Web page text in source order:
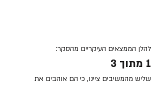
להלן הממצאים העיקריים מהסקר:
1 מתוך 3
שליש מהמשיבים ציינו, כי הם אוהבים את